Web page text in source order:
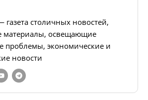
газета столичных новостей,
материалы, освещающие
проблемы, экономические и
новости